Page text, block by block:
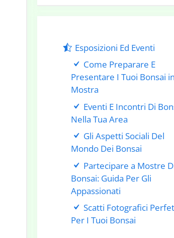
Esposizioni Ed Eventi
Come Preparare E
Presentare I Tuoi Bonsai in
Mostra
Eventi E Incontri Di
Nella Tua Area
Gli Aspetti Sociali Del
Mondo Dei Bonsai
Partecipare a Mostre
Bonsai: Guida Per Gli
Appassionati
Scatti Fotografici
Per I Tuoi Bonsai